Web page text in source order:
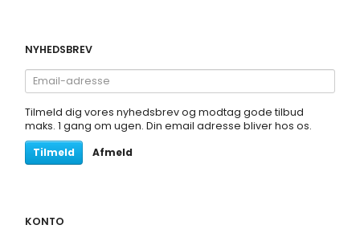
NYHEDSBREV
Email-
adresse
Tilmeld dig vores nyhedsbrev og modtag gode tilbud
maks. 1 gang om ugen. Din email adresse bliver hos os.
Tilmeld
Afmeld
KONTO